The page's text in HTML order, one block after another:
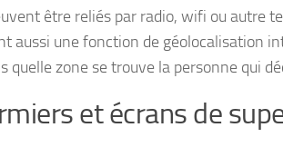
être reliés par radio, wifi ou autre
aussi une fonction de géolocalisation
quelle zone se trouve la personne qui
et écrans de